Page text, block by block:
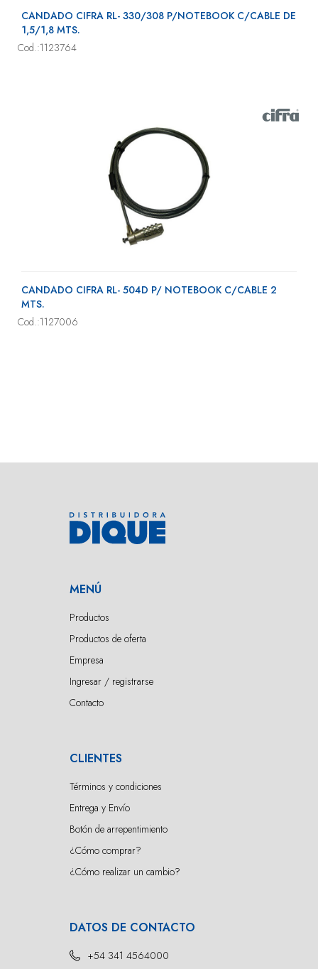
CANDADO CIFRA RL- 330/308 P/NOTEBOOK C/CABLE DE
1,5/1,8 MTS.
Cod.:1123764
CANDADO CIFRA RL- 504D P/ NOTEBOOK C/CABLE 2
MTS.
Cod.:1127006
MENÚ
Productos
Productos de oferta
Empresa
Ingresar / registrarse
Contacto
CLIENTES
Términos y condiciones
Entrega y Envío
Botón de arrepentimiento
¿Cómo comprar?
¿Cómo realizar un cambio?
DATOS DE CONTACTO
+54 341 4564000